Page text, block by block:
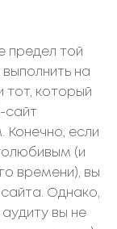
предел той
на
тот, который
сайт
Конечно, если
(и
времени), вы
Однако,
вы не